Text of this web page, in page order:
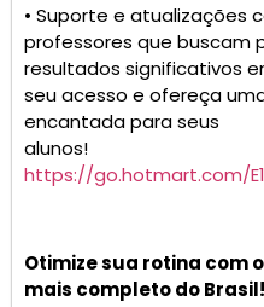
• Suporte e atualizações
professores que buscam
resultados significativos
seu acesso e ofereça
encantada para seus
https://go.hotmart.com/
Otimize sua rotina com
mais completo do Brasil!